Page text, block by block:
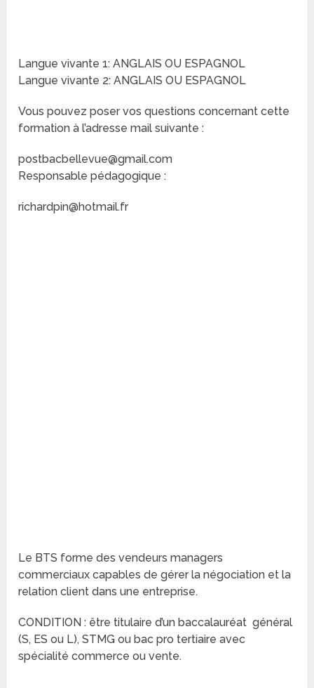
Langue vivante 1: ANGLAIS OU ESPAGNOL
Langue vivante 2: ANGLAIS OU ESPAGNOL
Vous pouvez poser vos questions concernant cette
formation à l’adresse mail suivante :
postbacbellevue@gmail.com
Responsable pédagogique :
richardpin@hotmail.fr
Le BTS forme des vendeurs managers
commerciaux capables de gérer la négociation et la
relation client dans une entreprise.
CONDITION : être titulaire d’un baccalauréat général
(S, ES ou L), STMG ou bac pro tertiaire avec
spécialité commerce ou vente.